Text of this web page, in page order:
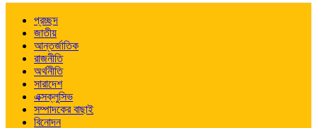
প্রচ্ছদ
জাতীয়
আন্তর্জাতিক
রাজনীতি
অর্থনীতি
সারাদেশ
এক্সক্লুসিভ
সম্পাদকের বাছাই
বিনোদন